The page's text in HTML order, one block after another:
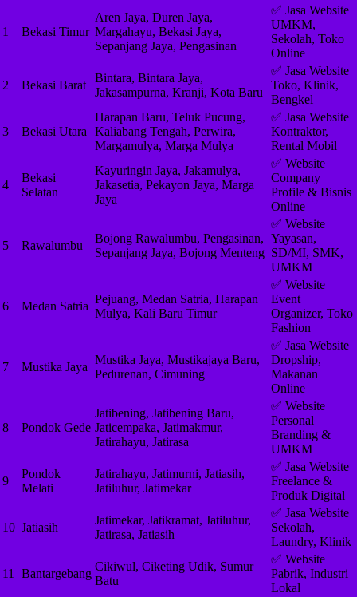
1 Bekasi Timur
Aren Jaya, Duren Jaya,
Margahayu, Bekasi Jaya,
Sepanjang Jaya, Pengasinan
✅ Jasa Website
UMKM,
Sekolah, Toko
Online
2 Bekasi Barat
Bintara, Bintara Jaya,
Jakasampurna, Kranji, Kota Baru
✅ Jasa Website
Toko, Klinik,
Bengkel
3 Bekasi Utara
Harapan Baru, Teluk Pucung,
Kaliabang Tengah, Perwira,
Margamulya, Marga Mulya
✅ Jasa Website
Kontraktor,
Rental Mobil
4
Bekasi
Selatan
Kayuringin Jaya, Jakamulya,
Jakasetia, Pekayon Jaya, Marga
Jaya
✅ Website
Company
Profile & Bisnis
Online
5 Rawalumbu
Bojong Rawalumbu, Pengasinan,
Sepanjang Jaya, Bojong Menteng
✅ Website
Yayasan,
SD/MI, SMK,
UMKM
6 Medan Satria
Pejuang, Medan Satria, Harapan
Mulya, Kali Baru Timur
✅ Website
Event
Organizer, Toko
Fashion
7 Mustika Jaya
Mustika Jaya, Mustikajaya Baru,
Pedurenan, Cimuning
✅ Jasa Website
Dropship,
Makanan
Online
8 Pondok Gede
Jatibening, Jatibening Baru,
Jaticempaka, Jatimakmur,
Jatirahayu, Jatirasa
✅ Website
Personal
Branding &
UMKM
9
Pondok
Melati
Jatirahayu, Jatimurni, Jatiasih,
Jatiluhur, Jatimekar
✅ Jasa Website
Freelance &
Produk Digital
10 Jatiasih
Jatimekar, Jatikramat, Jatiluhur,
Jatirasa, Jatiasih
✅ Jasa Website
Sekolah,
Laundry, Klinik
11 Bantargebang
Cikiwul, Ciketing Udik, Sumur
Batu
✅ Website
Pabrik, Industri
Lokal